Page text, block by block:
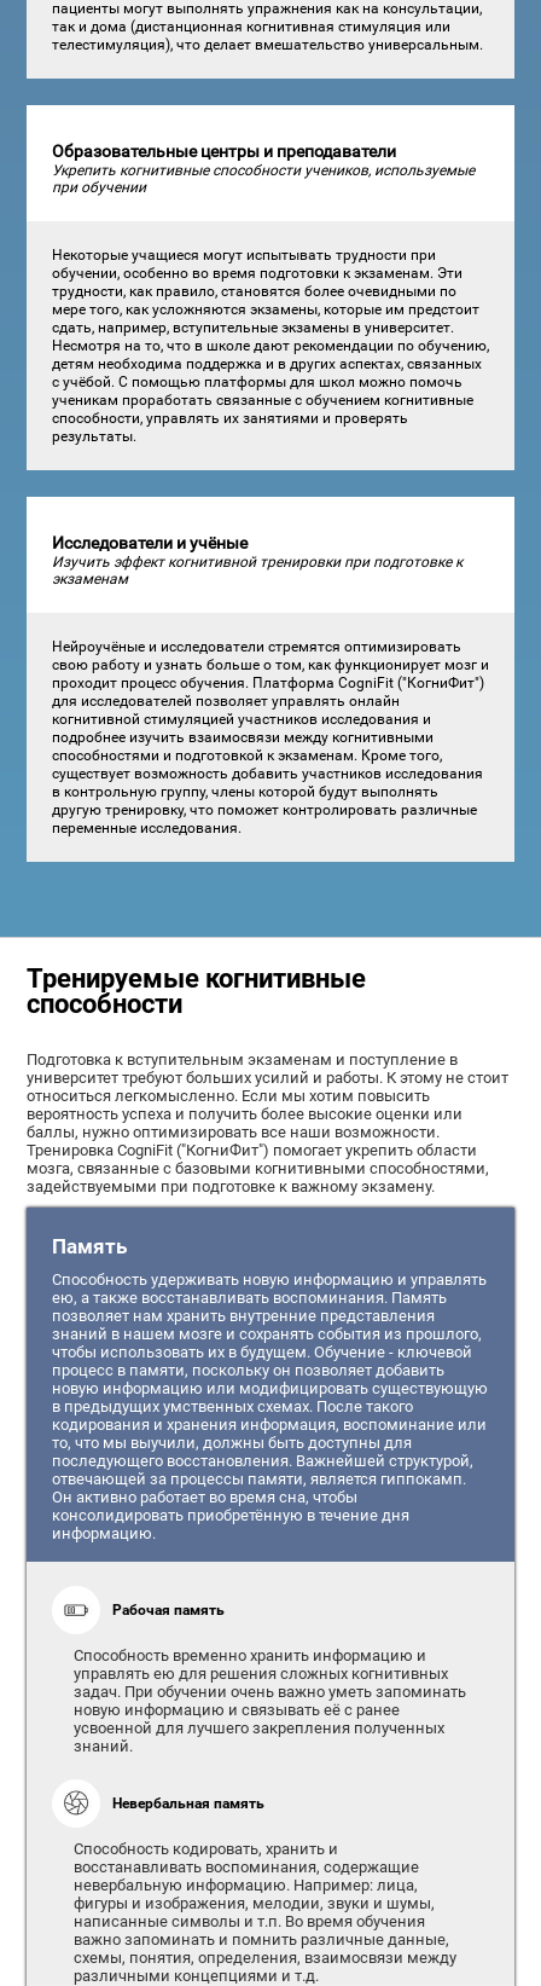
пациенты могут выполнять упражнения как на консультации,
так и дома (дистанционная когнитивная стимуляция или
телестимуляция), что делает вмешательство универсальным.
Образовательные центры и преподаватели
Укрепить когнитивные способности учеников, используемые
при обучении
Некоторые учащиеся могут испытывать трудности при
обучении, особенно во время подготовки к экзаменам. Эти
трудности, как правило, становятся более очевидными по
мере того, как усложняются экзамены, которые им предстоит
сдать, например, вступительные экзамены в университет.
Несмотря на то, что в школе дают рекомендации по обучению,
детям необходима поддержка и в других аспектах, связанных
с учёбой. С помощью платформы для школ можно помочь
ученикам проработать связанные с обучением когнитивные
способности, управлять их занятиями и проверять
результаты.
Исследователи и учёные
Изучить эффект когнитивной тренировки при подготовке к
экзаменам
Нейроучёные и исследователи стремятся оптимизировать
свою работу и узнать больше о том, как функционирует мозг и
проходит процесс обучения. Платформа CogniFit ("КогниФит")
для исследователей позволяет управлять онлайн
когнитивной стимуляцией участников исследования и
подробнее изучить взаимосвязи между когнитивными
способностями и подготовкой к экзаменам. Кроме того,
существует возможность добавить участников исследования
в контрольную группу, члены которой будут выполнять
другую тренировку, что поможет контролировать различные
переменные исследования.
Тренируемые когнитивные
способности
Подготовка к вступительным экзаменам и поступление в
университет требуют больших усилий и работы. К этому не стоит
относиться легкомысленно. Если мы хотим повысить
вероятность успеха и получить более высокие оценки или
баллы, нужно оптимизировать все наши возможности.
Тренировка CogniFit ("КогниФит") помогает укрепить области
мозга, связанные с базовыми когнитивными способностями,
задействуемыми при подготовке к важному экзамену.
Память
Способность удерживать новую информацию и управлять
ею, а также восстанавливать воспоминания. Память
позволяет нам хранить внутренние представления
знаний в нашем мозге и сохранять события из прошлого,
чтобы использовать их в будущем. Обучение - ключевой
процесс в памяти, поскольку он позволяет добавить
новую информацию или модифицировать существующую
в предыдущих умственных схемах. После такого
кодирования и хранения информация, воспоминание или
то, что мы выучили, должны быть доступны для
последующего восстановления. Важнейшей структурой,
отвечающей за процессы памяти, является гиппокамп.
Он активно работает во время сна, чтобы
консолидировать приобретённую в течение дня
информацию.
Рабочая память
Способность временно хранить информацию и
управлять ею для решения сложных когнитивных
задач. При обучении очень важно уметь запоминать
новую информацию и связывать её с ранее
усвоенной для лучшего закрепления полученных
знаний.
Невербальная память
Способность кодировать, хранить и
восстанавливать воспоминания, содержащие
невербальную информацию. Например: лица,
фигуры и изображения, мелодии, звуки и шумы,
написанные символы и т.п. Во время обучения
важно запоминать и помнить различные данные,
схемы, понятия, определения, взаимосвязи между
различными концепциями и т.д.